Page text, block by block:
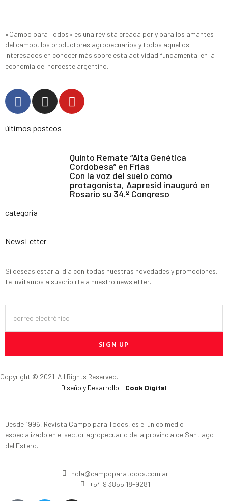
«Campo para Todos» es una revista creada por y para los amantes
del campo, los productores agropecuarios y todos aquellos
interesados en conocer más sobre esta actividad fundamental en la
economía del noroeste argentino.
últimos posteos
Quinto Remate “Alta Genética
Cordobesa” en Frías
Con la voz del suelo como
protagonista, Aapresid inauguró en
Rosario su 34.º Congreso
categoria
NewsLetter
Si deseas estar al día con todas nuestras novedades y promociones,
te invitamos a suscribirte a nuestro newsletter.
SIGN UP
Copyright © 2021. All Rights Reserved.
Diseño y Desarrollo - Cook Digital
Desde 1996, Revista Campo para Todos, es el único medio
especializado en el sector agropecuario de la provincia de Santiago
del Estero.
hola@campoparatodos.com.ar
+54 9 3855 18-9281